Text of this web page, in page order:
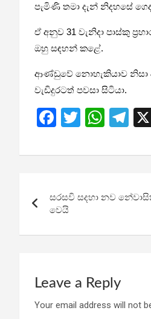
පැමිණි තමා දැන් නිදහසේ
ඒ අනුව 31 වැනිදා පාස්කු
ඔහු සඳහන් කළේ.
ආණ්ඩුවේ නොහැකියාව නිසා
වැඩිදුරටත් පවසා සිටියා.
F
ce
o
o
k
T
tt
W
at
A
p
T
e
a
navigation
සරසවි සදහා නව
වෙයි
Leave a Reply
Your email address will not